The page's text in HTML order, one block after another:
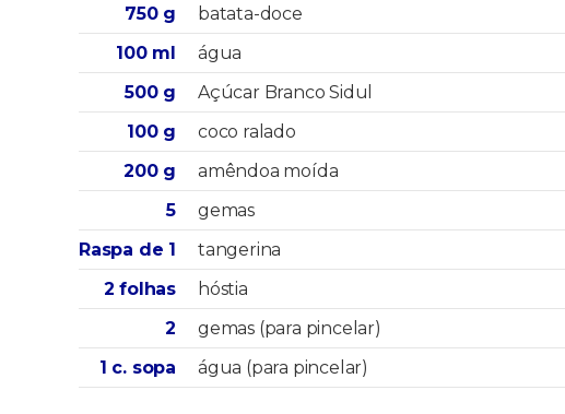
750 g
batata-doce
100 ml
água
500 g
Açúcar Branco Sidul
100 g
coco ralado
200 g
amêndoa moída
5
gemas
Raspa de 1
tangerina
2 folhas
hóstia
2
gemas (para pincelar)
1 c. sopa
água (para pincelar)